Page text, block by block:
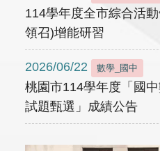
114學年度全市綜合活
領召)增能研習
2026/06/22 數學_國中
桃園市114學年度「國
試題甄選」成績公告